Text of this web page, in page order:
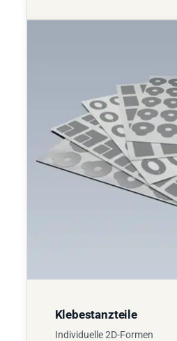
Klebestanzteile
Individuelle 2D-Formen